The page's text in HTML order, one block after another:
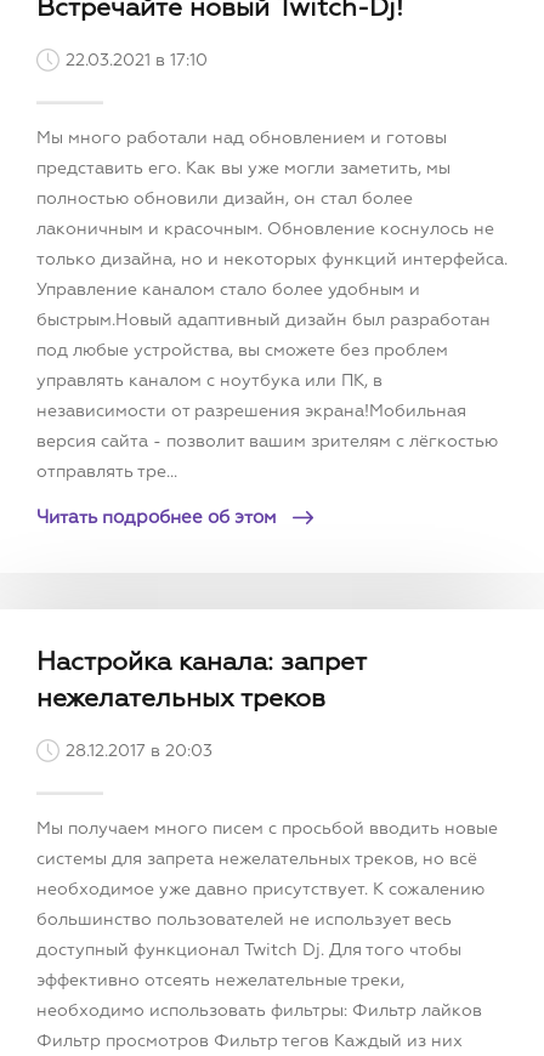
Встречайте новый Twitch-Dj!
22.03.2021 в 17:10
Мы много работали над обновлением и готовы
представить его. Как вы уже могли заметить, мы
полностью обновили дизайн, он стал более
лаконичным и красочным. Обновление коснулось не
только дизайна, но и некоторых функций интерфейса.
Управление каналом стало более удобным и
быстрым.Новый адаптивный дизайн был разработан
под любые устройства, вы сможете без проблем
управлять каналом с ноутбука или ПК, в
независимости от разрешения экрана!Мобильная
версия сайта - позволит вашим зрителям с лёгкостью
отправлять тре...
Читать подробнее об этом
Настройка канала: запрет
нежелательных треков
28.12.2017 в 20:03
Мы получаем много писем с просьбой вводить новые
системы для запрета нежелательных треков, но всё
необходимое уже давно присутствует. К сожалению
большинство пользователей не использует весь
доступный функционал Twitch Dj. Для того чтобы
эффективно отсеять нежелательные треки,
необходимо использовать фильтры: Фильтр лайков
Фильтр просмотров Фильтр тегов Каждый из них